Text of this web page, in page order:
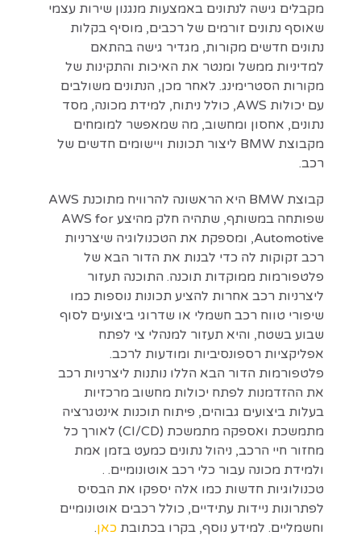
מקבלים גישה לנתונים באמצעות מנגנון שירות עצמי
שאוסף נתונים זורמים של רכבים, מוסיף בקלות
נתונים חדשים מקורות, מגדיר גישה בהתאם
למדיניות ממשל ומנטר את האיכות והתקינות של
מקורות הסטרימינג. לאחר מכן, הנתונים משולבים
עם יכולות AWS, כולל ניתוח, למידת מכונה, מסד
נתונים, אחסון ומחשוב, מה שמאפשר למומחים
מקבוצת BMW ליצור תכונות ויישומים חדשים של
רכב.
קבוצת BMW היא הראשונה להרוויח מתוכנת AWS
שפותחה במשותף, שתהיה חלק מהיצע AWS for
Automotive, ומספקת את הטכנולוגיה שיצרניות
רכב זקוקות לה כדי לבנות את הדור הבא של
פלטפורמות ממוקדות תוכנה. התוכנה תעזור
ליצרניות רכב אחרות להציע תכונות נוספות כמו
שיפורי טווח רכב חשמלי או שדרוגי ביצועים לסוף
שבוע בשטח, והיא תעזור למנהלי צי לפתח
אפליקציות רספונסיביות ומודעות לרכב.
פלטפורמות הדור הבא הללו נותנות ליצרניות רכב
את ההזדמנות לפתח יכולות מחשוב מרכזיות
בעלות ביצועים גבוהים, פיתוח תוכנות אינטגרציה
מתמשכת ואספקה מתמשכת (CI/CD) לאורך כל
מחזור חיי הרכב, ניהול נתונים כמעט בזמן אמת
ולמידת מכונה עבור כלי רכב אוטונומיים. .
טכנולוגיות חדשות כמו אלה יספקו את הבסיס
לפתרונות ניידות עתידיים, כולל רכבים אוטונומיים
וחשמליים. למידע נוסף, בקרו בכתובת כאן.